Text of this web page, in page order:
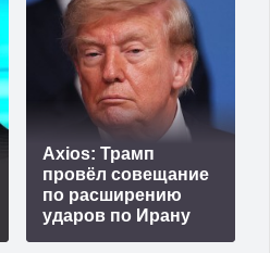
Axios: Трамп
провёл совещание
по расширению
ударов по Ирану